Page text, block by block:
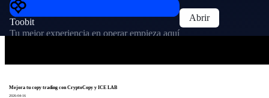
Toobit
Tu mejor experiencia en operar empieza aquí
Abrir
Mejora tu copy trading con CryptoCopy y ICE LAB
2026-04-16